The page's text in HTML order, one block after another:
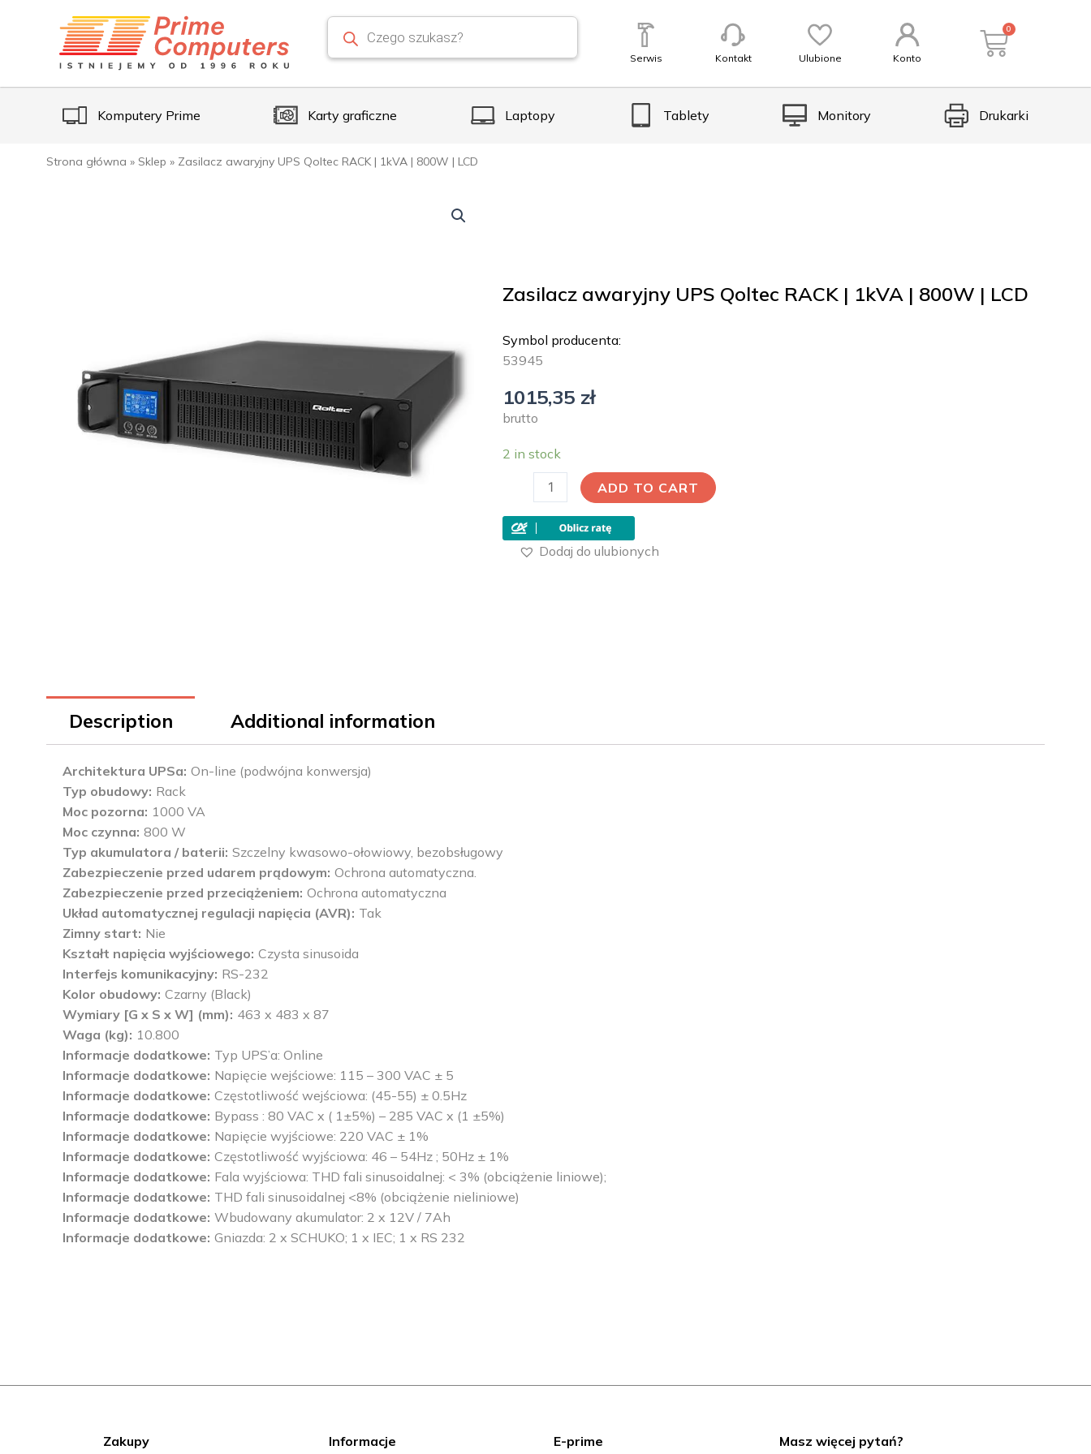
Serwis Kontakt Ulubione Konto
0
Komputery Prime Karty graficzne Laptopy Tablety Monitory Drukarki
Strona główna » Sklep » Zasilacz awaryjny UPS Qoltec RACK | 1kVA | 800W | LCD
Zasilacz awaryjny UPS Qoltec RACK | 1kVA | 800W | LCD
Symbol producenta:
53945
1015,35 zł
brutto
2 in stock
ADD TO CART
Dodaj do ulubionych
Description Additional information
Architektura UPSa On-line (podwójna konwersja)
Typ obudowy Rack
Moc pozorna 1000 VA
Moc czynna 800 W
Typ akumulatora / baterii Szczelny kwasowo-ołowiowy, bezobsługowy
Zabezpieczenie przed udarem prądowym Ochrona automatyczna.
Zabezpieczenie przed przeciążeniem Ochrona automatyczna
Układ automatycznej regulacji napięcia (AVR) Tak
Zimny start Nie
Kształt napięcia wyjściowego Czysta sinusoida
Interfejs komunikacyjny RS-232
Kolor obudowy Czarny (Black)
Wymiary [G x S x W] (mm) 463 x 483 x 87
Waga (kg)
10.800
Informacje dodatkowe Typ UPS’a: Online
Informacje dodatkowe Napięcie wejściowe: 115 – 300 VAC ± 5
Informacje dodatkowe Częstotliwość wejściowa: (45-55) ± 0.5Hz
Informacje dodatkowe Bypass : 80 VAC x ( 1±5%) – 285 VAC x (1 ±5%)
Informacje dodatkowe Napięcie wyjściowe: 220 VAC ± 1%
Informacje dodatkowe Częstotliwość wyjściowa: 46 – 54Hz ; 50Hz ± 1%
Informacje dodatkowe Fala wyjściowa: THD fali sinusoidalnej: < 3% (obciążenie liniowe);
Informacje dodatkowe THD fali sinusoidalnej <8% (obciążenie nieliniowe)
Informacje dodatkowe Wbudowany akumulator: 2 x 12V / 7Ah
Informacje dodatkowe Gniazda: 2 x SCHUKO; 1 x IEC; 1 x RS 232
Zakupy Informacje E-prime Masz więcej pytań?